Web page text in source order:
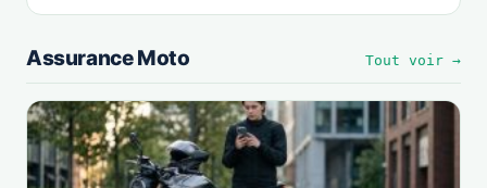
Assurance Moto Tout voir →